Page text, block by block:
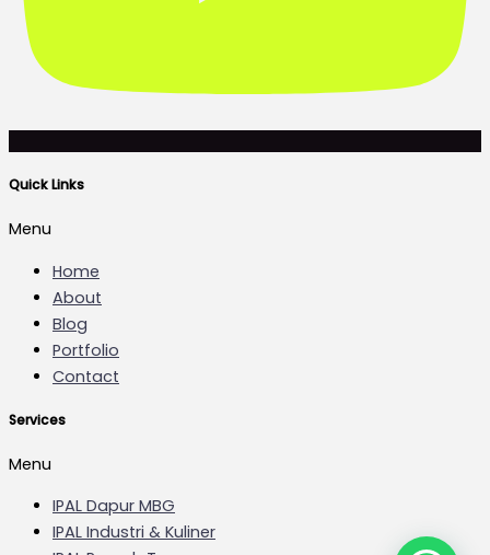
Quick Links
Menu
Home
About
Blog
Portfolio
Contact
Services
Menu
IPAL Dapur MBG
IPAL Industri & Kuliner